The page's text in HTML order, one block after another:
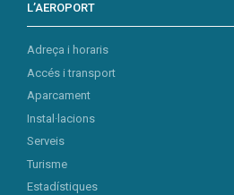
L’AEROPORT
Adreça i horaris
Accés i transport
Aparcament
Instal·lacions
Serveis
Turisme
Estadístiques